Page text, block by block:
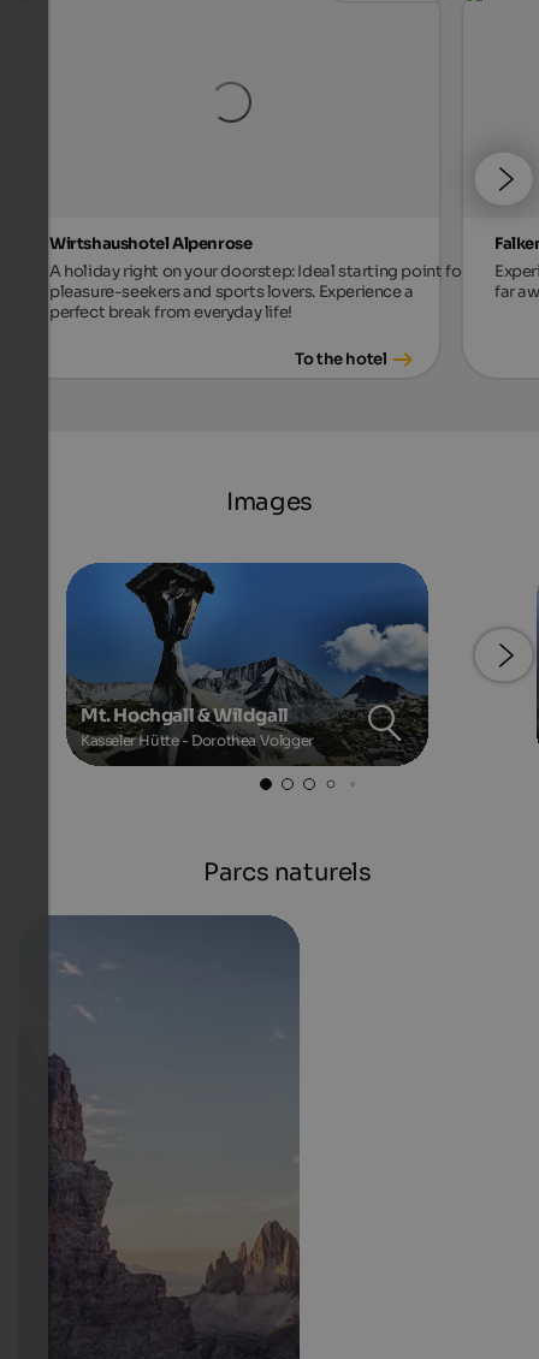
Wirtshaushotel Alpenrose
A holiday right on your doorstep: Ideal starting point for
pleasure-seekers and sports lovers. Experience a
perfect break from everyday life!
To the hotel
far
Images
Mt. Hochgall & Wildgall
Kasseler Hütte - Dorothea Volgger
Parcs naturels